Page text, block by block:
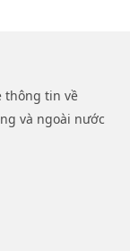
thông tin về
và ngoài nước